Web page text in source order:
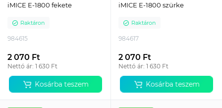
iMICE E-1800 fekete
Raktáron
984615
2 070 Ft
Nettó ár: 1 630 Ft
Kosárba teszem
iMICE E-1800 szürke
Raktáron
984617
2 070 Ft
Nettó ár: 1 630 Ft
Kosárba teszem